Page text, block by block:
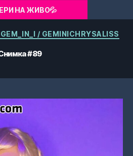
НА ЖИВО💦
Категории
/ GEMINICHRYSALISS
#89